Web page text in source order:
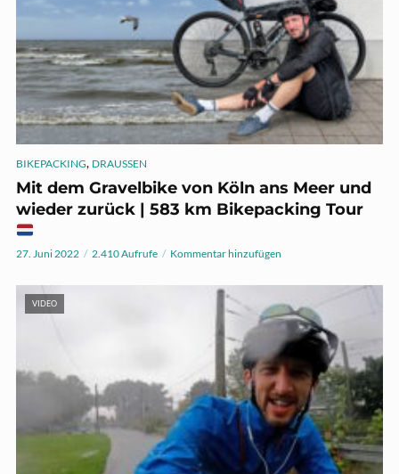
BIKEPACKING, DRAUSSEN
Mit dem Gravelbike von Köln ans Meer und
wieder zurück | 583 km Bikepacking Tour
27. Juni 2022 2.410 Aufrufe Kommentar hinzufügen
VIDEO